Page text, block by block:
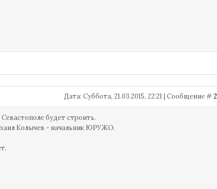
Дата: Суббота, 21.03.2015, 22:21 | Сообщение #2
будет строить.
Колычев - начальник ЮРУЖО.